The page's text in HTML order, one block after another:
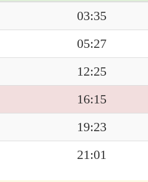
03:35
05:27
12:25
16:15
19:23
21:01